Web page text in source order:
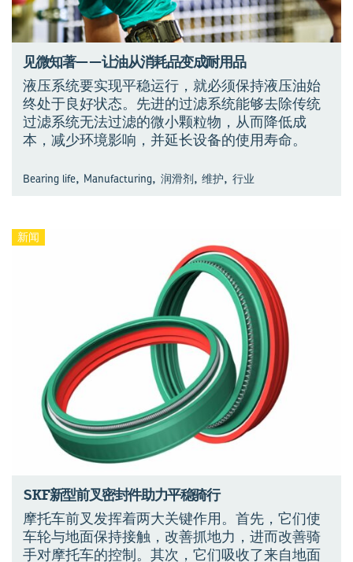
见微知著——让油从消耗品变成耐用品
液压系统要实现平稳运行，就必须保持液压油始
终处于良好状态。先进的过滤系统能够去除传统
过滤系统无法过滤的微小颗粒物，从而降低成
本，减少环境影响，并延长设备的使用寿命。
Bearing life, Manufacturing, 润滑剂, 维护, 行业
新闻
SKF新型前叉密封件助力平稳骑行
摩托车前叉发挥着两大关键作用。首先，它们使
车轮与地面保持接触，改善抓地力，进而改善骑
手对摩托车的控制。其次，它们吸收了来自地面